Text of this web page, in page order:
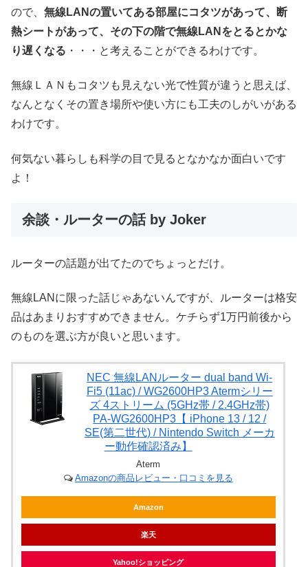
ので、 無線LANの置いてある部屋にコタツがあって、断
熱シートがあって、その下の階で無線LANをとるとかな
り遅くなる ・・・と考えることができるわけです。
無線ＬＡＮもコタツも見えない光で性質が違うと思えば、
なんとなくその置き場所や使い方にも工夫のしがいがある
わけです。
何気ない暮らしも科学の目で見るとなかなか面白いです
よ！
余談・ルーターの話 by Joker
ルーターの話題が出てたのでちょっとだけ。
無線LANに限った話じゃあないんですが、ルーターは格安
品はあまりおすすめできません。ケチらず1万円前後から
のものを選ぶ方が良いと思います。
NEC 無線LANルーター dual band Wi-
Fi5 (11ac) / WG2600HP3 Atermシリー
ズ 4ストリーム (5GHz帯 / 2.4GHz帯)
‎PA-WG2600HP3【 iPhone 13 / 12 /
SE(第二世代) / Nintendo Switch メーカ
ー動作確認済み】
Aterm
Amazonの商品レビュー・口コミを見る
Amazon
楽天
Yahoo!ショッピング